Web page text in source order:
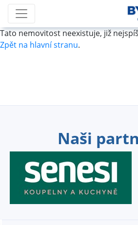
Tato nemovitost neexistuje, již
Zpět na hlavní stranu.
Naši